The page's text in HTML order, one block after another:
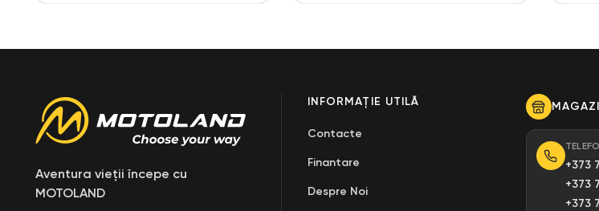
Aventura vieții începe cu
MOTOLAND
INFORMAȚIE UTILĂ
Contacte
Finantare
Despre Noi
+373
+373
+373